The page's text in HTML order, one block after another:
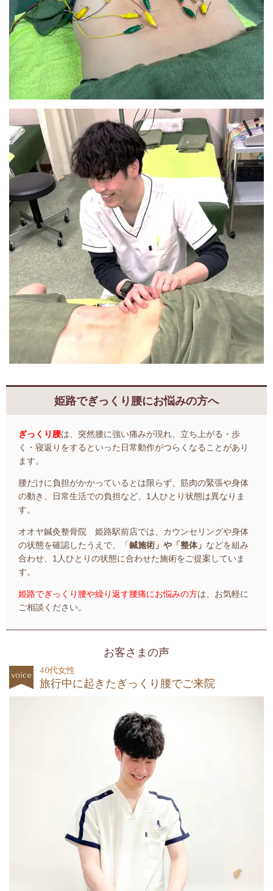
姫路でぎっくり腰にお悩みの方へ
ぎっくり腰は、突然腰に強い痛みが現れ、立ち上がる・歩
く・寝返りをするといった日常動作がつらくなることがあり
ます。
腰だけに負担がかかっているとは限らず、筋肉の緊張や身体
の動き、日常生活での負担など、1人ひとり状態は異なりま
す。
オオヤ鍼灸整骨院 姫路駅前店では、カウンセリングや身体
の状態を確認したうえで、「鍼施術」や「整体」 などを組み
合わせ、1人ひとりの状態に合わせた施術をご提案していま
す。
姫路でぎっくり腰や繰り返す腰痛にお悩みの方は、お気軽に
ご相談ください。
お客さまの声
40代女性
旅行中に起きたぎっくり腰でご来院